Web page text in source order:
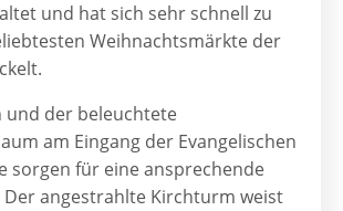
und hat sich sehr schnell zu
Weihnachtsmärkte der
und der beleuchtete
am Eingang der Evangelischen
sorgen für eine ansprechende
angestrahlte Kirchturm weist